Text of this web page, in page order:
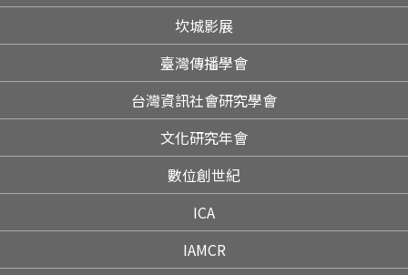
坎城影展
臺灣傳播學會
台灣資訊社會研究學會
文化研究年會
數位創世紀
ICA
IAMCR